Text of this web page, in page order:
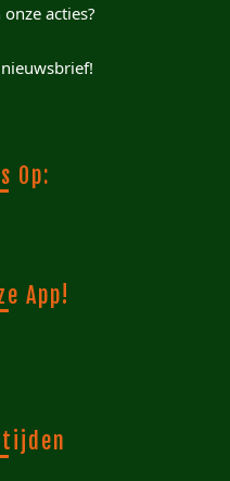
acties?
Op:
App!